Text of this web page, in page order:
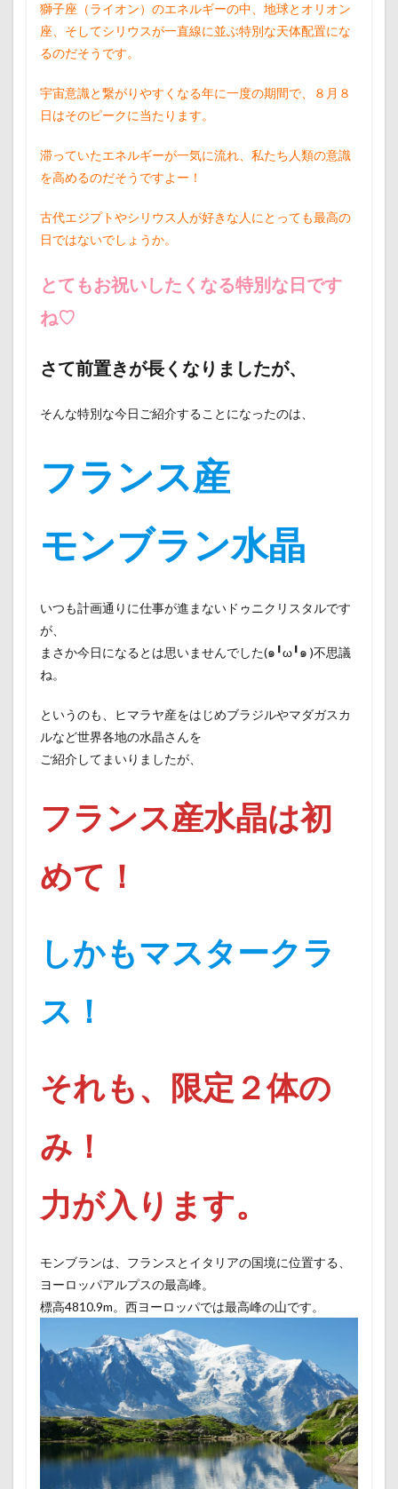
獅子座（ライオン）のエネルギーの中、地球とオリオン
座、そしてシリウスが一直線に並ぶ特別な天体配置にな
るのだそうです。
宇宙意識と繋がりやすくなる年に一度の期間で、８月８
日はそのピークに当たります。
滞っていたエネルギーが一気に流れ、私たち人類の意識
を高めるのだそうですよー！
古代エジプトやシリウス人が好きな人にとっても最高の
日ではないでしょうか。
とてもお祝いしたくなる特別な日です
ね♡
さて前置きが長くなりましたが、
そんな特別な今日ご紹介することになったのは、
フランス産
モンブラン水晶
いつも計画通りに仕事が進まないドゥニクリスタルです
が、
まさか今日になるとは思いませんでした(๑╹ω╹๑ )不思議
ね。
というのも、ヒマラヤ産をはじめブラジルやマダガスカ
ルなど世界各地の水晶さんを
ご紹介してまいりましたが、
フランス産水晶は初
めて！
しかもマスタークラ
ス！
それも、限定２体の
み！
力が入ります。
モンブランは、フランスとイタリアの国境に位置する、
ヨーロッパアルプスの最高峰。
標高4810.9m。西ヨーロッパでは最高峰の山です。